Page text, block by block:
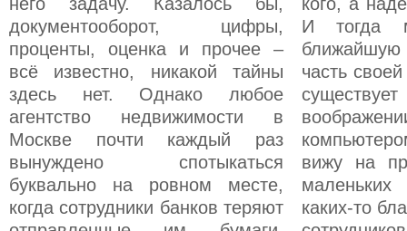
документооборот, цифры,
проценты, оценка и прочее –
всё известно, никакой тайны
здесь нет. Однако любое
агентство недвижимости в
Москве почти каждый раз
вынуждено спотыкаться
буквально на ровном месте,
когда сотрудники банков теряют
И тогда
ближайшую
часть
вижу на
каких-то